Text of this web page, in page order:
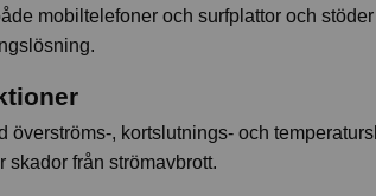
mobiltelefoner och surfplattor och
överströms-, kortslutnings- och
skador från strömavbrott.